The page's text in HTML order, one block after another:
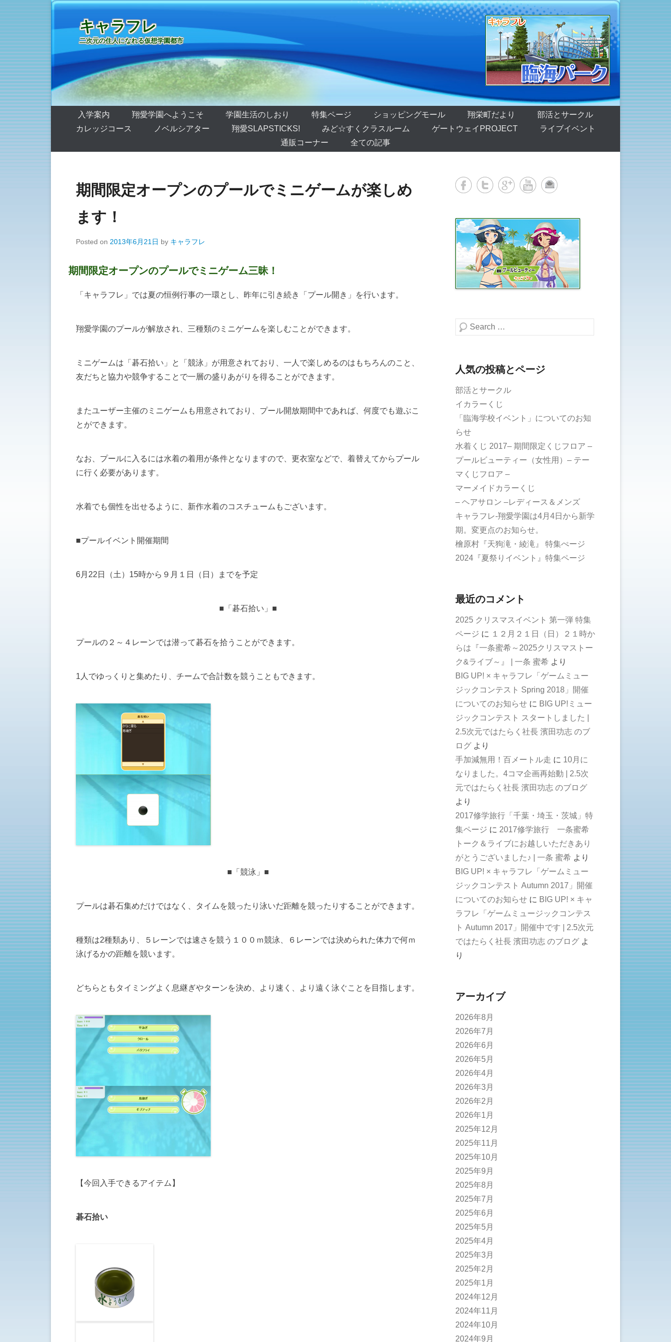
キャラフレ
二次元の住人になれる仮想学園都市
第1メニュー
コンテンツへ移動
入学案内 翔愛学園へようこそ 学園生活のしおり 特集ページ ショッピングモール 翔栄町だより
部活とサークル
カレッジコース
ノベルシアター 翔愛SLAPSTICKS! みど☆すくクラスルーム ゲートウェイPROJECT
ライブイベント
通販コーナー
全ての記事
期間限定オープンのプールでミニゲームが楽しめ
ます！
Posted on 2013年6月21日 by キャラフレ
期間限定オープンのプールでミニゲーム三昧！
「キャラフレ」では夏の恒例行事の一環とし、昨年に引き続き「プール開き」を行います。
翔愛学園のプールが解放され、三種類のミニゲームを楽しむことができます。
ミニゲームは「碁石拾い」と「競泳」が用意されており、一人で楽しめるのはもちろんのこと、
友だちと協力や競争することで一層の盛りあがりを得ることができます。
またユーザー主催のミニゲームも用意されており、プール開放期間中であれば、何度でも遊ぶこ
とができます。
なお、プールに入るには水着の着用が条件となりますので、更衣室などで、着替えてからプール
に行く必要があります。
水着でも個性を出せるように、新作水着のコスチュームもございます。
■プールイベント開催期間
6月22日（土）15時から９月１日（日）までを予定
■「碁石拾い」■
プールの２～４レーンでは潜って碁石を拾うことができます。
1人でゆっくりと集めたり、チームで合計数を競うこともできます。
■「競泳」■
プールは碁石集めだけではなく、タイムを競ったり泳いだ距離を競ったりすることができます。
種類は2種類あり、５レーンでは速さを競う１００ｍ競泳、６レーンでは決められた体力で何ｍ
泳げるかの距離を競います。
どちらともタイミングよく息継ぎやターンを決め、より速く、より遠く泳ぐことを目指します。
【今回入手できるアイテム】
碁石拾い
検索する
人気の投稿とページ
部活とサークル
イカラーくじ
「臨海学校イベント」についてのお知
らせ
水着くじ 2017– 期間限定くじフロア –
プールビューティー（女性用）– テー
マくじフロア –
マーメイドカラーくじ
– ヘアサロン –レディース＆メンズ
キャラフレ-翔愛学園は4月4日から新学
期。変更点のお知らせ。
檜原村『天狗滝・綾滝』 特集ぺージ
2024『夏祭りイベント』特集ページ
最近のコメント
2025 クリスマスイベント 第一弾 特集
ページ に １２月２１日（日）２１時か
らは『一条蜜希～2025クリスマストー
ク&ライブ～』 | 一条 蜜希 より
BIG UP! × キャラフレ「ゲームミュー
ジックコンテスト Spring 2018」開催
についてのお知らせ に BIG UP!ミュー
ジックコンテスト スタートしました |
2.5次元ではたらく社長 濱田功志 のブ
ログ より
手加減無用！百メートル走 に 10月に
なりました。4コマ企画再始動 | 2.5次
元ではたらく社長 濱田功志 のブログ
より
2017修学旅行「千葉・埼玉・茨城」特
集ページ に 2017修学旅行 一条蜜希
トーク＆ライブにお越しいただきあり
がとうございました♪ | 一条 蜜希 より
BIG UP! × キャラフレ「ゲームミュー
ジックコンテスト Autumn 2017」開催
についてのお知らせ に BIG UP! × キャ
ラフレ「ゲームミュージックコンテス
ト Autumn 2017」開催中です | 2.5次元
ではたらく社長 濱田功志 のブログ よ
り
アーカイブ
2026年8月
2026年7月
2026年6月
2026年5月
2026年4月
2026年3月
2026年2月
2026年1月
2025年12月
2025年11月
2025年10月
2025年9月
2025年8月
2025年7月
2025年6月
2025年5月
2025年4月
2025年3月
2025年2月
2025年1月
2024年12月
2024年11月
2024年10月
2024年9月